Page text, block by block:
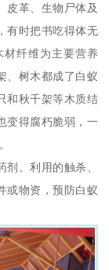
皮革、生物尸体及
有时把书吃得体无
纤维为主要营养
、树木都成了白蚁
和秋千架等木质结
变得腐朽脆弱，一
。利用的触杀、
或物资，预防白蚁